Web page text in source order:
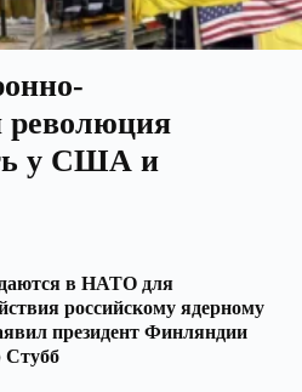
революция
у США и
в НАТО для
российскому ядерному
президент Финляндии
Стубб